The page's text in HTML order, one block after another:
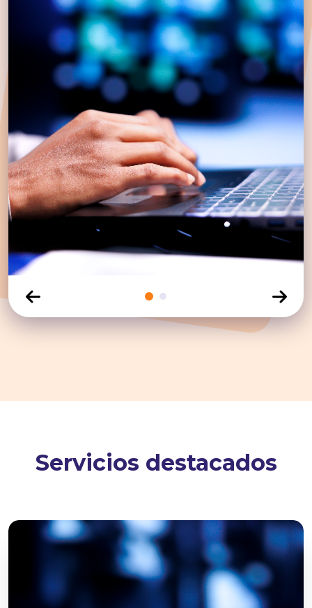
Click para ver diapositiva
Click para ver diapositiva
Servicios destacados